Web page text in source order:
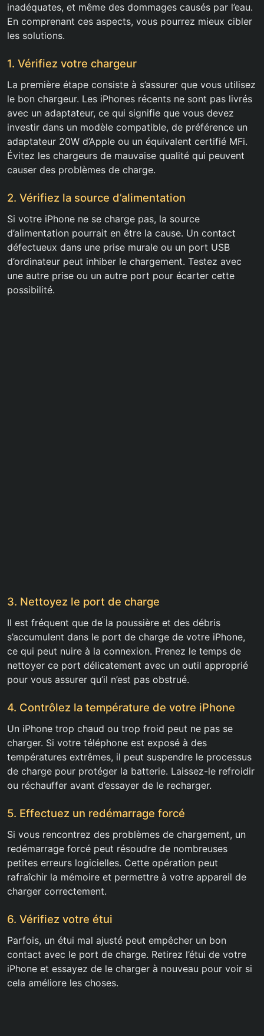
inadéquates, et même des dommages causés par l’eau.
En comprenant ces aspects, vous pourrez mieux cibler
les solutions.
1. Vérifiez votre chargeur
La première étape consiste à s’assurer que vous utilisez
le bon chargeur. Les iPhones récents ne sont pas livrés
avec un adaptateur, ce qui signifie que vous devez
investir dans un modèle compatible, de préférence un
adaptateur 20W d’Apple ou un équivalent certifié MFi.
Évitez les chargeurs de mauvaise qualité qui peuvent
causer des problèmes de charge.
2. Vérifiez la source d’alimentation
Si votre iPhone ne se charge pas, la source
d’alimentation pourrait en être la cause. Un contact
défectueux dans une prise murale ou un port USB
d’ordinateur peut inhiber le chargement. Testez avec
une autre prise ou un autre port pour écarter cette
possibilité.
3. Nettoyez le port de charge
Il est fréquent que de la poussière et des débris
s’accumulent dans le port de charge de votre iPhone,
ce qui peut nuire à la connexion. Prenez le temps de
nettoyer ce port délicatement avec un outil approprié
pour vous assurer qu’il n’est pas obstrué.
4. Contrôlez la température de votre iPhone
Un iPhone trop chaud ou trop froid peut ne pas se
charger. Si votre téléphone est exposé à des
températures extrêmes, il peut suspendre le processus
de charge pour protéger la batterie. Laissez-le refroidir
ou réchauffer avant d’essayer de le recharger.
5. Effectuez un redémarrage forcé
Si vous rencontrez des problèmes de chargement, un
redémarrage forcé peut résoudre de nombreuses
petites erreurs logicielles. Cette opération peut
rafraîchir la mémoire et permettre à votre appareil de
charger correctement.
6. Vérifiez votre étui
Parfois, un étui mal ajusté peut empêcher un bon
contact avec le port de charge. Retirez l’étui de votre
iPhone et essayez de le charger à nouveau pour voir si
cela améliore les choses.